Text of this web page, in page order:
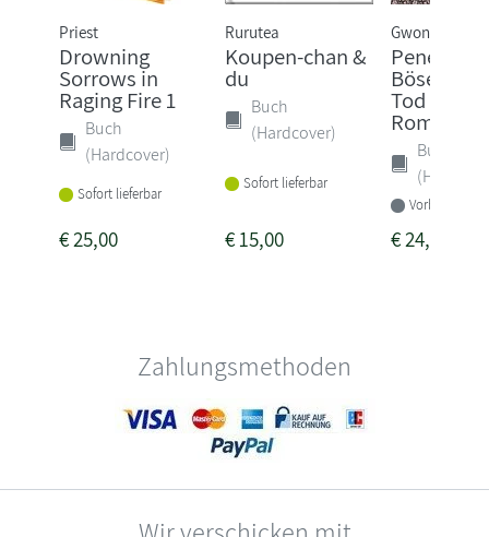
Priest
Drowning
Sorrows in
Raging Fire 1
Buch
(Hardcover)
Sofort lieferbar
€25,00
Rurutea
Koupen-chan &
du
Buch
(Hardcover)
Sofort lieferbar
€15,00
Gwon Gyeoeul
Penelope
Böse ist
Tod
Rom...
Buch
Vorbestellbar
€24,00
Zahlungsmethoden